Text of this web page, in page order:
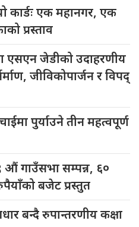
कार्डः एक महानगर, एक
प्रस्ताव
एसएन जेडीको उदाहरणीय
जीविकोपार्जन र विपद्
पुर्याउने तीन महत्वपूर्ण
औं गाउँसभा सम्पन्न, ६०
बजेट प्रस्तुत
बन्दै रुपान्तरणीय कक्षा